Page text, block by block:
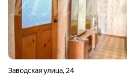
Заводская улица, 24